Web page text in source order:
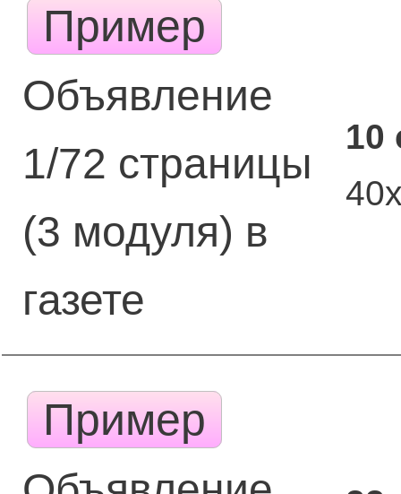
Пример
Объявление
1/72 страницы
(3 модуля) в
газете
10
Пример